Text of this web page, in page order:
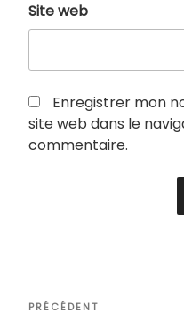
Site web
Enregistrer mon
site web dans le
commentaire.
Navigation
PRÉCÉDENT